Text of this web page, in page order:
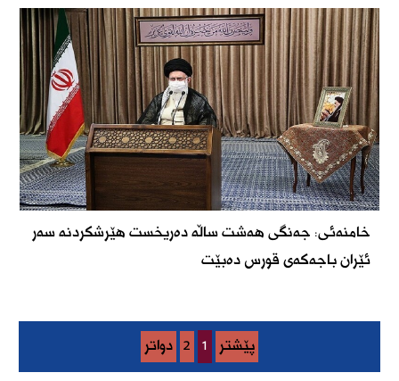
خامنەئی: جەنگی هەشت ساڵە دەریخست هێرشکردنە سەر
ئێران باجەکەی قورس دەبێت
پێشتر 1
2 دواتر